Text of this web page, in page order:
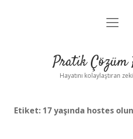
Anasayfa
Yasal Uyarı
menüyü
Pratik Çözüm
Hayatını kolaylaştıran
Etiket: 17 yaşında hostes